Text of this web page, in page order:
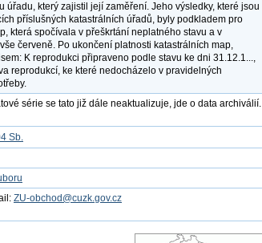
úřadu, který zajistil její zaměření. Jeho výsledky, které jsou
příslušných katastrálních úřadů, byly podkladem pro
která spočívala v přeškrtání neplatného stavu a v
červeně. Po ukončení platnosti katastrálních map,
K reprodukci připraveno podle stavu ke dni 31.12.1...,
reprodukcí, ke které nedocházelo v pravidelných
série se tato již dále neaktualizuje, jde o data archiválií.
Sb.
ZU-obchod@cuzk.gov.cz